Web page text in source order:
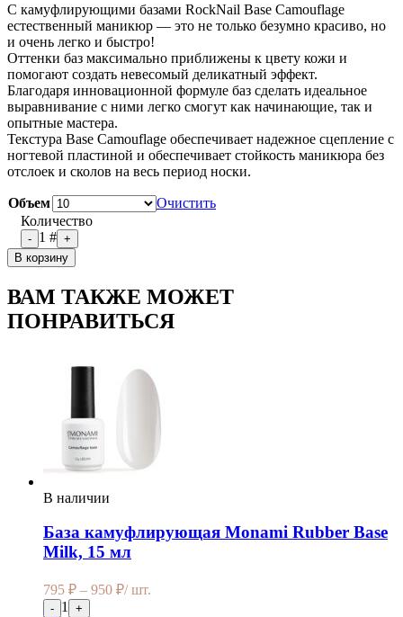
С камуфлирующими базами RockNail Base Camouflage
естественный маникюр — это не только безумно красиво, но
и очень легко и быстро!
Оттенки баз максимально приближены к цвету кожи и
помогают создать невесомый деликатный эффект.
Благодаря инновационной формуле баз сделать идеальное
выравнивание с ними легко смогут как начинающие, так и
опытные мастера.
Текстура Base Camouflage обеспечивает надежное сцепление с
ногтевой пластиной и обеспечивает стойкость маникюра без
отслоек и сколов на весь период носки.
Объем
Очистить
Количество
- 1 # +
В корзину
ВАМ ТАКЖЕ МОЖЕТ
ПОНРАВИТЬСЯ
В наличии
База камуфлирующая Monami Rubber Base
Milk, 15 мл
795 ₽ – 950 ₽/ шт.
- 1 +